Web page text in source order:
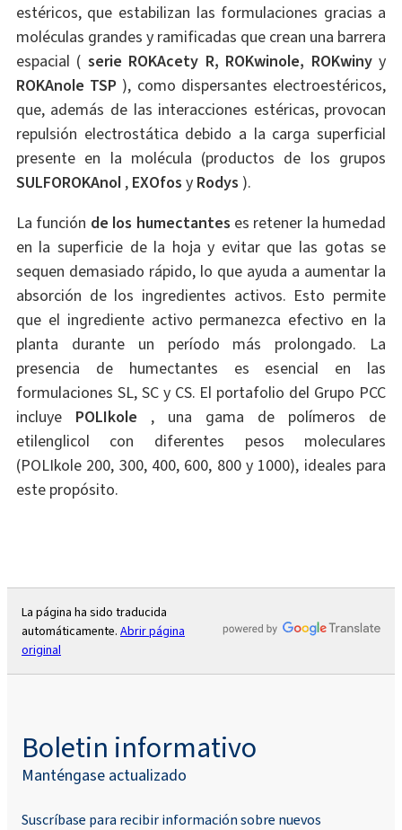
estéricos, que estabilizan las formulaciones gracias a
moléculas grandes y ramificadas que crean una barrera
espacial ( serie ROKAcety R, ROKwinole, ROKwinyy
ROKAnole TSP ), como dispersantes electroestéricos,
que, además de las interacciones estéricas, provocan
repulsión electrostática debido a la carga superficial
presente en la molécula (productos de los grupos
SULFOROKAnol, EXOfos y Rodys ).
La función de los humectantes es retener la humedad
en la superficie de la hoja y evitar que las gotas se
sequen demasiado rápido, lo que ayuda a aumentar la
absorción de los ingredientes activos. Esto permite
que el ingrediente activo permanezca efectivo en la
planta durante un período más prolongado. La
presencia de humectantes es esencial en las
formulaciones SL, SC y CS. El portafolio del Grupo PCC
incluye POLIkole , una gama de polímeros de
etilenglicol con diferentes pesos moleculares
(POLIkole 200, 300, 400, 600, 800 y 1000), ideales para
este propósito.
La página ha sido traducida
automáticamente. Abrir página
original
Boletin informativo
Manténgase actualizado
Suscríbase para recibir información sobre nuevos